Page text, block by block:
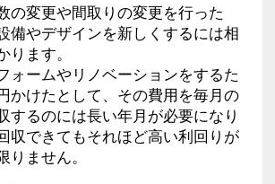
の変更や間取りの変更を行った
備やデザインを新しくするには相
ります。
ォームやリノベーションをするた
かけたとして、その費用を毎月の
するのには長い年月が必要になり
収できてもそれほど高い利回りが
りません。